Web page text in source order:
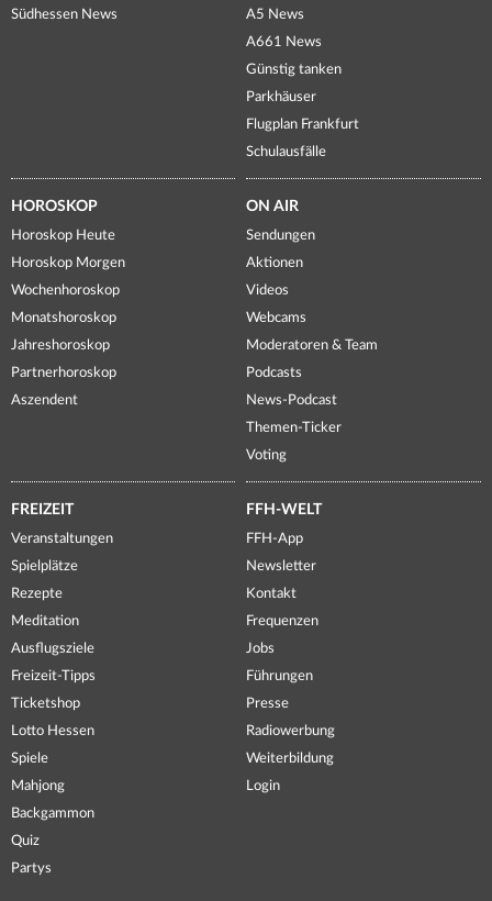
Südhessen News
A5 News
A661 News
Günstig tanken
Parkhäuser
Flugplan Frankfurt
Schulausfälle
HOROSKOP
Horoskop Heute
Horoskop Morgen
Wochenhoroskop
Monatshoroskop
Jahreshoroskop
Partnerhoroskop
Aszendent
ON AIR
Sendungen
Aktionen
Videos
Webcams
Moderatoren & Team
Podcasts
News-Podcast
Themen-Ticker
Voting
FREIZEIT
Veranstaltungen
Spielplätze
Rezepte
Meditation
Ausflugsziele
Freizeit-Tipps
Ticketshop
Lotto Hessen
Spiele
Mahjong
Backgammon
Quiz
Partys
FFH-WELT
FFH-App
Newsletter
Kontakt
Frequenzen
Jobs
Führungen
Presse
Radiowerbung
Weiterbildung
Login